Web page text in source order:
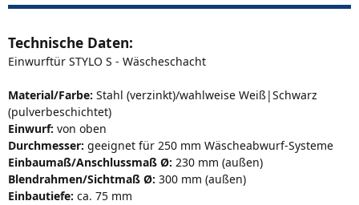
Technische Daten:
Einwurftür STYLO S - Wäscheschacht
Material/Farbe: Stahl (verzinkt)/wahlweise Weiß|Schwarz
(pulverbeschichtet)
Einwurf: von oben
Durchmesser: geeignet für 250 mm Wäscheabwurf-Systeme
Einbaumaß/Anschlussmaß Ø: 230 mm (außen)
Blendrahmen/Sichtmaß Ø: 300 mm (außen)
Einbautiefe: ca. 75 mm